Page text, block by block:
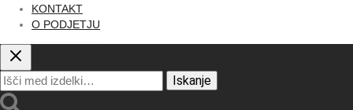
KONTAKT
O PODJETJU
Išči: Iskanje